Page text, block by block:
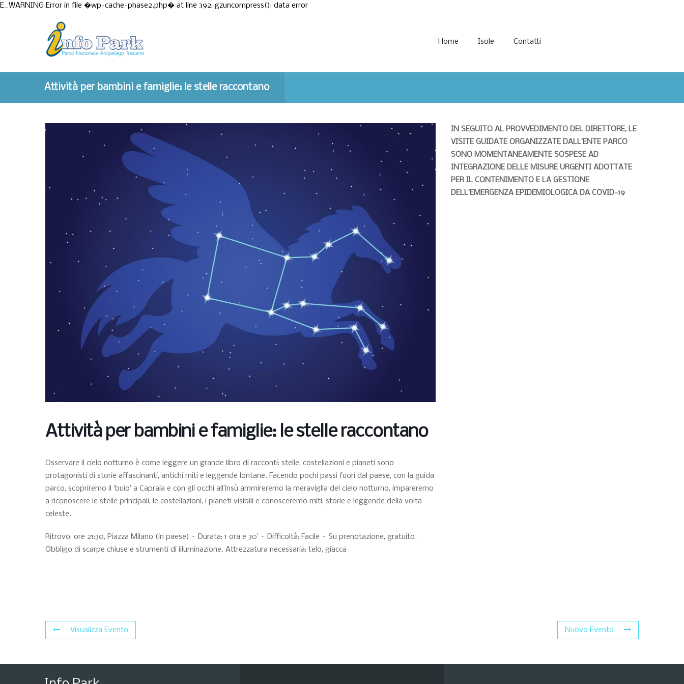
E_WARNING Error in file �wp-cache-phase2.php� at line 392: gzuncompress(): data error
Home Isole Contatti
Attività per bambini e famiglie: le stelle raccontano
Attività per bambini e famiglie: le stelle raccontano
Osservare il cielo notturno è come leggere un grande libro di racconti: stelle, costellazioni e pianeti sono
protagonisti di storie affascinanti, antichi miti e leggende lontane. Facendo pochi passi fuori dal paese, con la guida
parco, scopriremo il ‘buio’ a Capraia e con gli occhi all’insù ammireremo la meraviglia del cielo notturno, impareremo
a riconoscere le stelle principali, le costellazioni, i pianeti visibili e conosceremo miti, storie e leggende della volta
celeste.
Ritrovo: ore 21:30, Piazza Milano (in paese) – Durata: 1 ora e 30’ – Difficoltà: Facile – Su prenotazione, gratuito.
Obbligo di scarpe chiuse e strumenti di illuminazione. Attrezzatura necessaria: telo, giacca
IN SEGUITO AL PROVVEDIMENTO DEL DIRETTORE, LE
VISITE GUIDATE ORGANIZZATE DALL’ENTE PARCO
SONO MOMENTANEAMENTE SOSPESE AD
INTEGRAZIONE DELLE MISURE URGENTI ADOTTATE
PER IL CONTENIMENTO E LA GESTIONE
DELL’EMERGENZA EPIDEMIOLOGICA DA COVID-19
Visualizza Evento Nuovo Evento